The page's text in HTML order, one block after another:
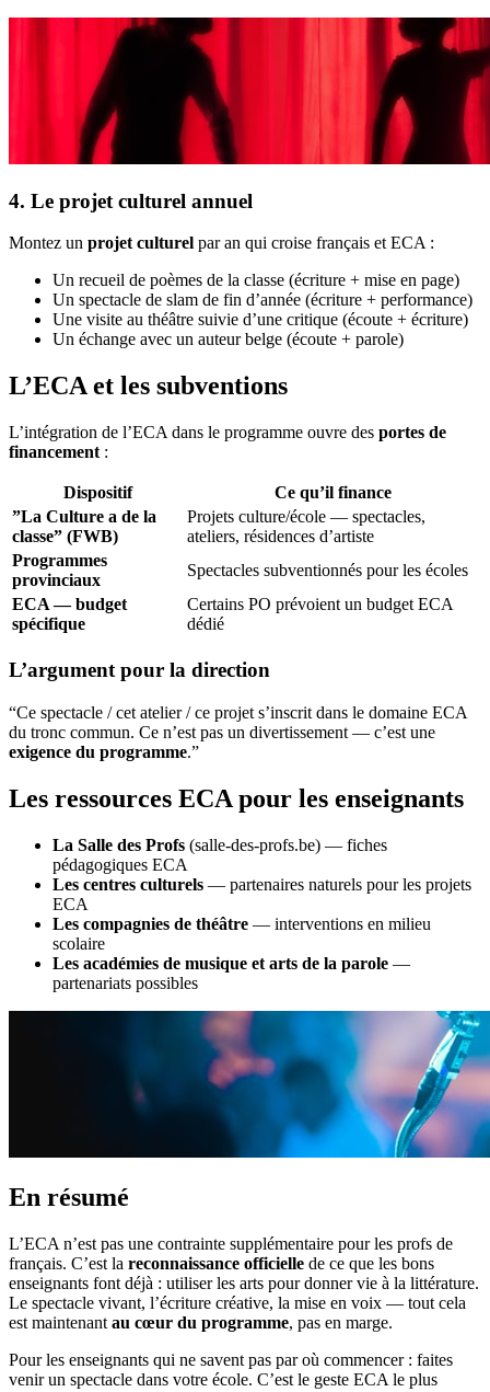
4. Le projet culturel annuel
Montez un projet culturel par an qui croise français et ECA :
Un recueil de poèmes de la classe (écriture + mise en page)
Un spectacle de slam de fin d’année (écriture + performance)
Une visite au théâtre suivie d’une critique (écoute + écriture)
Un échange avec un auteur belge (écoute + parole)
L’ECA et les subventions
L’intégration de l’ECA dans le programme ouvre des portes de
financement :
Dispositif
Ce qu’il finance
”La Culture a de la
classe” (FWB)
Projets culture/école — spectacles,
ateliers, résidences d’artiste
Programmes
provinciaux
Spectacles subventionnés pour les écoles
ECA — budget
spécifique
Certains PO prévoient un budget ECA
dédié
L’argument pour la direction
“Ce spectacle / cet atelier / ce projet s’inscrit dans le domaine ECA
du tronc commun. Ce n’est pas un divertissement — c’est une
exigence du programme.”
Les ressources ECA pour les enseignants
La Salle des Profs (salle-des-profs.be) — fiches
pédagogiques ECA
Les centres culturels — partenaires naturels pour les projets
ECA
Les compagnies de théâtre — interventions en milieu
scolaire
Les académies de musique et arts de la parole —
partenariats possibles
En résumé
L’ECA n’est pas une contrainte supplémentaire pour les profs de
français. C’est la reconnaissance officielle de ce que les bons
enseignants font déjà : utiliser les arts pour donner vie à la littérature.
Le spectacle vivant, l’écriture créative, la mise en voix — tout cela
est maintenant au cœur du programme, pas en marge.
Pour les enseignants qui ne savent pas par où commencer : faites
venir un spectacle dans votre école. C’est le geste ECA le plus